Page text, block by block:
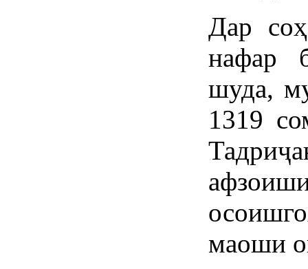
Дар
нафар
шуда,
1319
маоши